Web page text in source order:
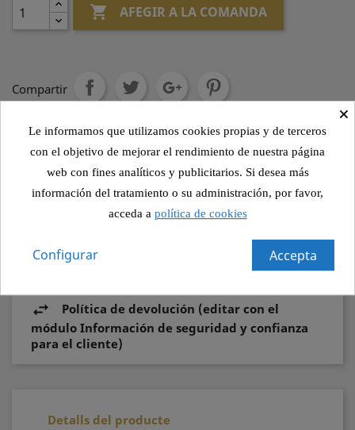
 AFEGIR A LA COMANDA
Compartir
Política de seguridad (editar con el módulo
Información de seguridad y confianza para el
cliente)
Información de seguridad y confianza para el
cliente)
Política de devolución (editar con el
módulo Información de seguridad y confianza
para el cliente)
Detalls del producte
×
Le informamos que utilizamos cookies propias y de terceros
con el objetivo de mejorar el rendimiento de nuestra página
web con fines analíticos y publicitarios. Si desea más
información del tratamiento o su administración, por favor,
acceda a política de cookies
Accepta
Configurar